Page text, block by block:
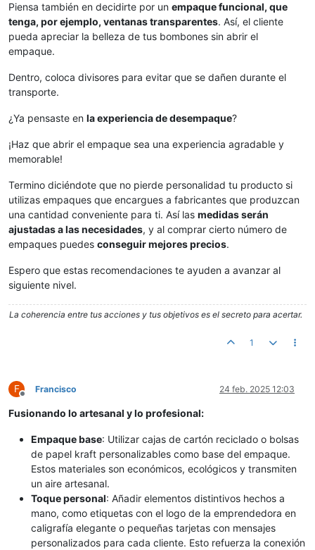
Piensa también en decidirte por un empaque funcional, que
tenga, por ejemplo, ventanas transparentes. Así, el cliente
pueda apreciar la belleza de tus bombones sin abrir el
empaque.
Dentro, coloca divisores para evitar que se dañen durante el
transporte.
¿Ya pensaste en la experiencia de desempaque?
¡Haz que abrir el empaque sea una experiencia agradable y
memorable!
Termino diciéndote que no pierde personalidad tu producto si
utilizas empaques que encargues a fabricantes que produzcan
una cantidad conveniente para ti. Así las medidas serán
ajustadas a las necesidades, y al comprar cierto número de
empaques puedes conseguir mejores precios.
Espero que estas recomendaciones te ayuden a avanzar al
siguiente nivel.
La coherencia entre tus acciones y tus objetivos es el secreto para acertar.
1
F
Desconectado
Francisco 24 feb. 2025 12:03
Fusionando lo artesanal y lo profesional:
Empaque base: Utilizar cajas de cartón reciclado o bolsas
de papel kraft personalizables como base del empaque.
Estos materiales son económicos, ecológicos y transmiten
un aire artesanal.
Toque personal: Añadir elementos distintivos hechos a
mano, como etiquetas con el logo de la emprendedora en
caligrafía elegante o pequeñas tarjetas con mensajes
personalizados para cada cliente. Esto refuerza la conexión